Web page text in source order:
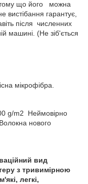
тому що його можна
гарантує,
після численних
машині. (Не зіб'ється
мікрофібра.
g/m2 Неймовірно
нового
вид
з тривимірною
легкі,